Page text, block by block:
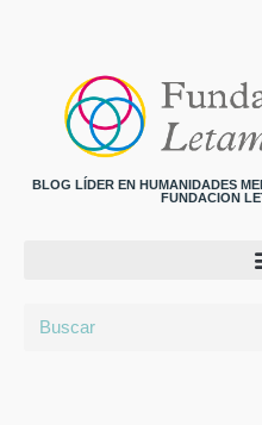
BLOG LÍDER EN HUMANIDADES
FUNDACION